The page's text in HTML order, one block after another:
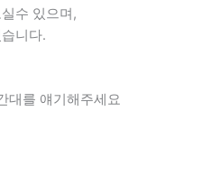
수 있으며,
니다.
대를 얘기해주세요